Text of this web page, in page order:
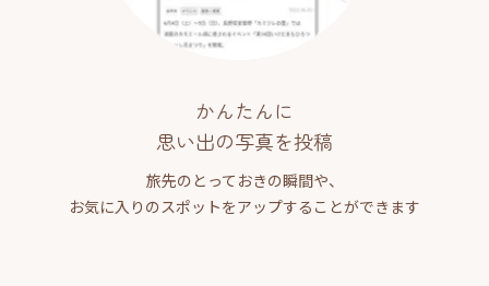
かんたんに
思い出の写真を投稿
旅先のとっておきの瞬間や、
お気に入りのスポットをアップすることができます